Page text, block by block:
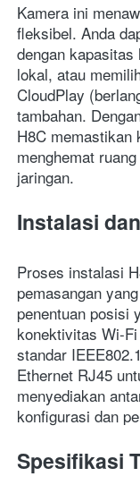
Kamera ini
fleksibel. Anda
dengan kapasitas
lokal, atau
CloudPlay
tambahan.
H8C memastikan
menghemat
jaringan.
Instalasi
Proses instalasi
pemasangan
penentuan posisi
konektivitas Wi-
standar
Ethernet RJ45
menyediakan
konfigurasi dan
Spesifikasi